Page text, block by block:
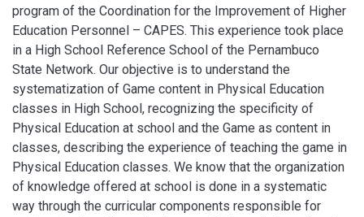
program of the Coordination for the Improvement of Higher
Education Personnel – CAPES. This experience took place
in a High School Reference School of the Pernambuco
State Network. Our objective is to understand the
systematization of Game content in Physical Education
classes in High School, recognizing the specificity of
Physical Education at school and the Game as content in
classes, describing the experience of teaching the game in
Physical Education classes. We know that the organization
of knowledge offered at school is done in a systematic
way through the curricular components responsible for